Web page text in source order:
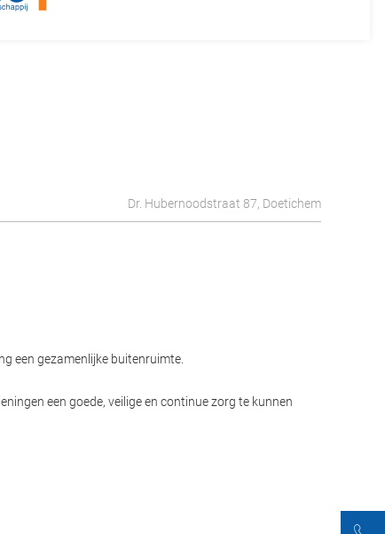
Dr. Hubernoodstraat 87, Doetichem
een gezamenlijke buitenruimte.
een goede, veilige en continue zorg te kunnen